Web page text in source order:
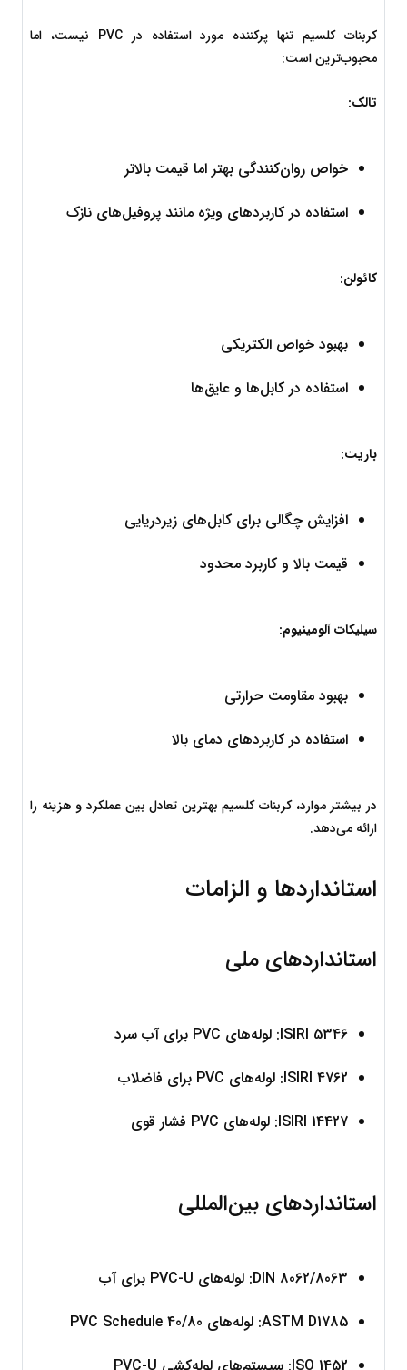
محبوب‌ترین است:
تالک:
خواص روان‌کنندگی بهتر اما قیمت بالاتر
استفاده در کاربردهای ویژه مانند پروفیل‌های نازک
کائولن:
بهبود خواص الکتریکی
استفاده در کابل‌ها و عایق‌ها
باریت:
افزایش چگالی برای کابل‌های زیردریایی
قیمت بالا و کاربرد محدود
سیلیکات آلومینیوم:
بهبود مقاومت حرارتی
استفاده در کاربردهای دمای بالا
ارائه می‌دهد.
استانداردها و الزامات
استانداردهای ملی
ISIRI 5346: لوله‌های PVC برای آب سرد
ISIRI 4762: لوله‌های PVC برای فاضلاب
ISIRI 14427: لوله‌های PVC فشار قوی
استانداردهای بین‌المللی
DIN 8062/8063: لوله‌های PVC-U برای آب
ASTM D1785: لوله‌های PVC Schedule 40/80